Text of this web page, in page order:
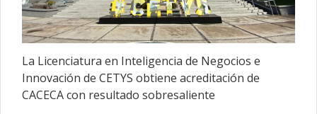
La Licenciatura en Inteligencia de Negocios e
Innovación de CETYS obtiene acreditación de
CACECA con resultado sobresaliente